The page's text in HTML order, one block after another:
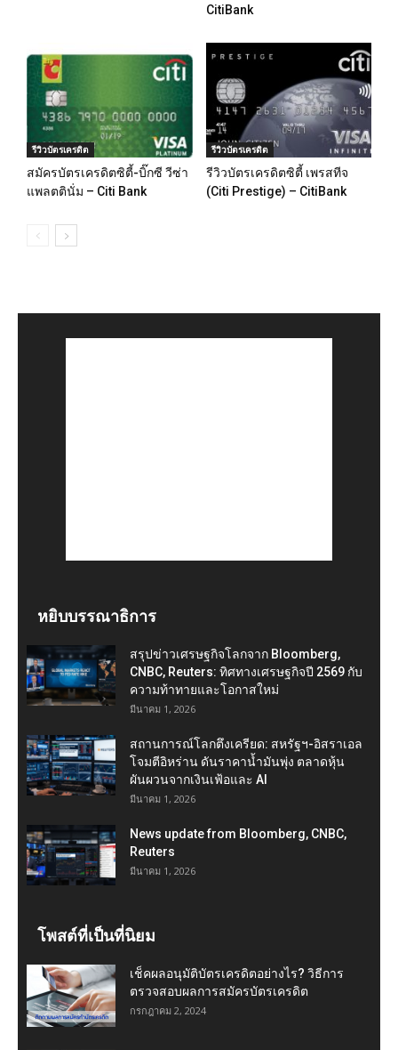
CitiBank
รีวิวบัตรเครดิต
สมัครบัตรเครดิตซิตี้-บิ๊กซี วีซ่า
แพลตตินั่ม – Citi Bank
รีวิวบัตรเครดิต
รีวิวบัตรเครดิตซิตี้ เพรสทีจ
(Citi Prestige) – CitiBank
หยิบบรรณาธิการ
สรุปข่าวเศรษฐกิจโลกจาก Bloomberg,
CNBC, Reuters: ทิศทางเศรษฐกิจปี 2569 กับ
ความท้าทายและโอกาสใหม่
มีนาคม 1, 2026
สถานการณ์โลกตึงเครียด: สหรัฐฯ-อิสราเอล
โจมตีอิหร่าน ดันราคาน้ำมันพุ่ง ตลาดหุ้น
ผันผวนจากเงินเฟ้อและ AI
มีนาคม 1, 2026
News update from Bloomberg, CNBC,
Reuters
มีนาคม 1, 2026
โพสต์ที่เป็นที่นิยม
เช็คผลอนุมัติบัตรเครดิตอย่างไร? วิธีการ
ตรวจสอบผลการสมัครบัตรเครดิต
กรกฎาคม 2, 2024